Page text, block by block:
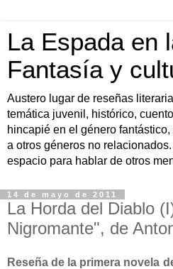
La Espada en
Fantasía y
Austero lugar de reseñas
temática juvenil, histórico,
hincapié en el género
a otros géneros no
espacio para hablar de otros
14 de mayo de 2011
La Horda del Diablo
Nigromante", de
Reseña de la primera novela